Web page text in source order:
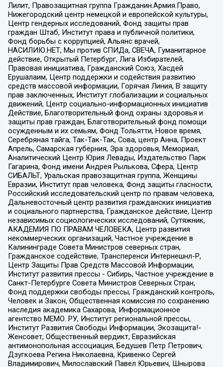
Лилит, Правозащитная группа Гражданин.Армия.Право,
Нижегородский центр немецкой и европейской культуры,
Центр гендерных исследований, Фонд защиты прав
граждан Штаб, Институт права и публичной политики,
Фонд борьбы с коррупцией, Альянс врачей,
НАСИЛИЮ.НЕТ, Мы против СПИДа, СВЕЧА, Гуманитарное
действие, Открытый Петербург, Лига Избирателей,
Правовая инициатива, Гражданский Союз, Хасдей
Ерушалаим, Центр поддержки и содействия развитию
средств массовой информации, Горячая Линия, В защиту
прав заключенных, Институт глобализации и социальных
движений, Центр социально-информационных инициатив
Действие, Благотворительный фонд охраны здоровья и
защиты прав граждан, Благотворительный фонд помощи
осужденным и их семьям, Фонд Тольятти, Новое время,
Серебряная тайга, Так-Так-Так, Сова, центр Анна, Проект
Апрель, Самарская губерния, Эра здоровья, Мемориал,
Аналитический Центр Юрия Левады, Издательство Парк
Гагарина, Фонд имени Андрея Рылькова, Сфера, Центр
СИБАЛЬТ, Уральская правозащитная группа, Женщины
Евразии, Институт прав человека, Фонд защиты гласности,
Российский исследовательский центр по правам человека,
Дальневосточный центр развития гражданских инициатив
и социального партнерства, Гражданское действие, Центр
независимых социологических исследований, Сутяжник,
АКАДЕМИЯ ПО ПРАВАМ ЧЕЛОВЕКА, Центр развития
некоммерческих организаций, Частное учреждение в
Калининграде Совета Министров северных стран,
Гражданское содействие, Трансперенси Интернешнл-Р,
Центр Защиты Прав Средств Массовой Информации,
Институт развития прессы - Сибирь, Частное учреждение в
Санкт-Петербурге Совета Министров Северных Стран,
Фонд поддержки свободы прессы, Гражданский контроль,
Человек и Закон, Общественная комиссия по сохранению
наследия академика Сахарова, Информационное
агентство МЕМО. РУ, Институт региональной прессы,
Институт Развития Свободы Информации, Экозащита!-
Женсовет, Общественный вердикт, Евразийская
антимонопольная ассоциация, Бедушев Петр Петрович,
Дзугкоева Регина Николаевна, Кривенко Сергей
Владимирович, Милославский Павел Юрьевич, Шнырова